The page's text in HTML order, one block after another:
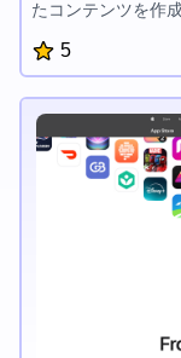
たコンテンツを作
り、ユーザーは魅
す。そしてそれら
5